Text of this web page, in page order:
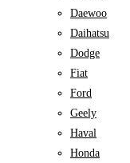
Daewoo
Daihatsu
Dodge
Fiat
Ford
Geely
Haval
Honda